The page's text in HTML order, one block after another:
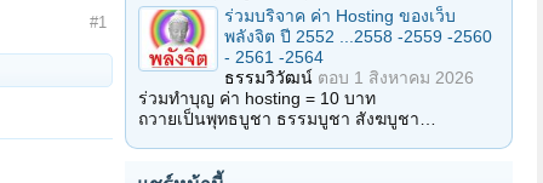
#1
ร่วมบริจาค ค่า Hosting ของเว็บ
พลังจิต ปี 2552 ...2558 -2559 -2560
- 2561 -2564
ธรรมวิวัฒน์ ตอบ 1 สิงหาคม 2026
ร่วมทำบุญ ค่า hosting = 10 บาท
ถวายเป็นพุทธบูชา ธรรมบูชา สังฆบูชา…